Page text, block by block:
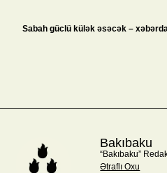
Sabah güclü külək əsəcək –
Bakıbaku
“Bakıbaku”
Ətraflı Oxu